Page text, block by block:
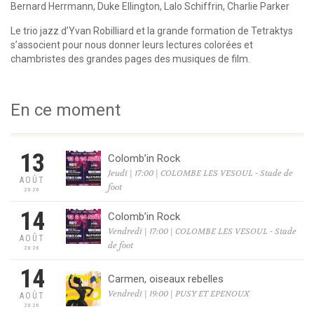
Bernard Herrmann, Duke Ellington, Lalo Schiffrin, Charlie Parker
Le trio jazz d’Yvan Robilliard et la grande formation de Tetraktys
s’associent pour nous donner leurs lectures colorées et
chambristes des grandes pages des musiques de film.
En ce moment
13
AOÛT
2026
Colomb’in Rock
Jeudi | 17:00 | COLOMBE LES VESOUL - Stade de
foot
14
AOÛT
2026
Colomb’in Rock
Vendredi | 17:00 | COLOMBE LES VESOUL - Stade
de foot
14
AOÛT
2026
Carmen, oiseaux rebelles
Vendredi | 19:00 | PUSY ET EPENOUX